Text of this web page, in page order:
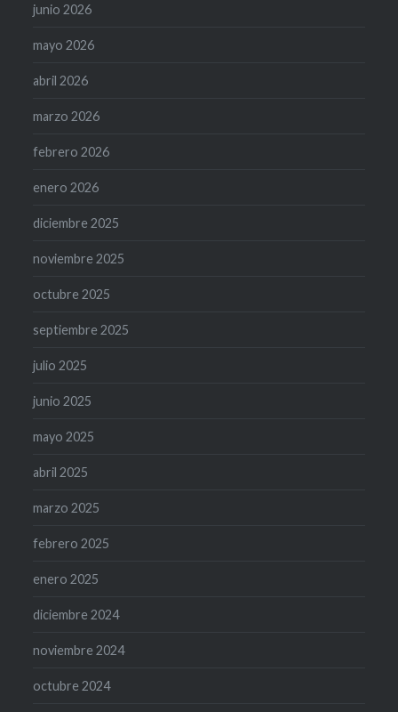
junio 2026
mayo 2026
abril 2026
marzo 2026
febrero 2026
enero 2026
diciembre 2025
noviembre 2025
octubre 2025
septiembre 2025
julio 2025
junio 2025
mayo 2025
abril 2025
marzo 2025
febrero 2025
enero 2025
diciembre 2024
noviembre 2024
octubre 2024